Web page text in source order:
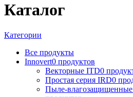
Каталог
Категории
Все продукты
Innovert0 продуктов
Векторные ITD0
Простая серия IRD0
Пыле-